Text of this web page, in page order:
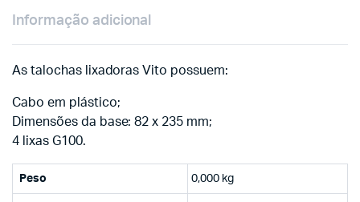
Informação adicional
As talochas lixadoras Vito possuem:
Cabo em plástico;
Dimensões da base: 82 x 235 mm;
4 lixas G100.
Peso 0,000 kg